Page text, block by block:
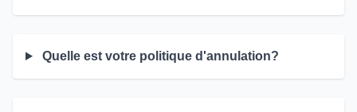
Quelle est votre politique d'annulation?